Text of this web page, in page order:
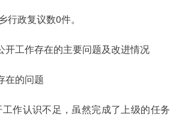
行政复议数0件。
开工作存在的主要问题及改进情况
在的问题
作认识不足，虽然完成了上级的任务